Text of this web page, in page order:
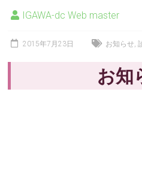
IGAWA-dc Web master
2015年7月23日 お知らせ ,
お知